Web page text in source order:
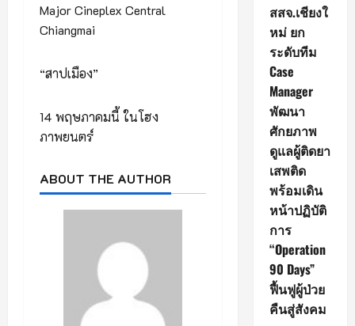
Major Cineplex Central
Chiangmai
“สาปเมือง”
14 พฤษภาคมนี้ ในโฮง
ภาพยนตร์
ABOUT THE AUTHOR
สสจ.เชียงใ
หม่ ยก
ระดับทีม
Case
Manager
พัฒนา
ศักยภาพ
ดูแลผู้ติดยา
เสพติด
พร้อมเดิน
หน้าปฏิบัติ
การ
“Operation
90 Days”
ฟื้นฟูผู้ป่วย
คืนสู่สังคม